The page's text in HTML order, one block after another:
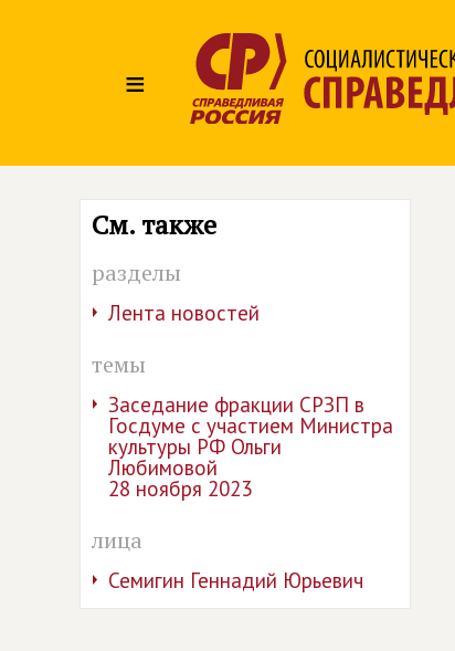
≡
См. также
разделы
Лента новостей
темы
Заседание фракции СРЗП в
Госдуме с участием Министра
культуры РФ Ольги
Любимовой
28 ноября 2023
лица
Семигин Геннадий Юрьевич